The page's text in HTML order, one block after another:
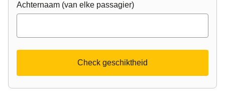
Achternaam (van elke passagier)
Check geschiktheid